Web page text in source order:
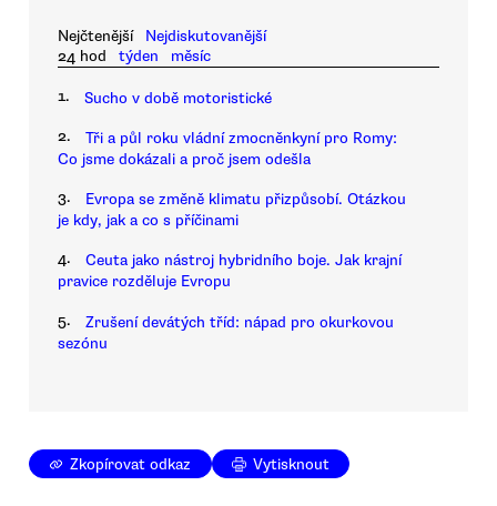
Nejčtenější
Nejdiskutovanější
24 hod
týden měsíc
1. Sucho v době motoristické
2.
Tři a půl roku vládní zmocněnkyní pro Romy:
Co jsme dokázali a proč jsem odešla
3.
Evropa se změně klimatu přizpůsobí. Otázkou
je kdy, jak a co s příčinami
4.
Ceuta jako nástroj hybridního boje. Jak krajní
pravice rozděluje Evropu
5.
Zrušení devátých tříd: nápad pro okurkovou
sezónu
Zkopírovat odkaz Vytisknout